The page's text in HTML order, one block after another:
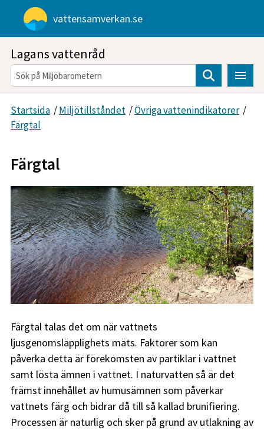
Gå direkt till sidans innehåll
vattensamverkan.se
Lagans vattenråd
Sök
Startsida /Miljötillståndet /Övriga vattenindikatorer /
Färgtal
Färgtal
Färgtal talas det om när vattnets
ljusgenomsläpplighets mäts. Faktorer som kan
påverka detta är förekomsten av partiklar i vattnet
samt lösta ämnen i vattnet. I naturvatten så är det
främst innehållet av humusämnen som påverkar
vattnets färg och bidrar då till så kallad brunifiering.
Processen är naturlig och sker på grund av utlakning av